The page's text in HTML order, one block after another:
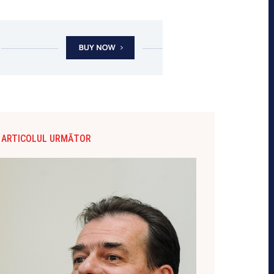
ARTICOLUL URMĂTOR